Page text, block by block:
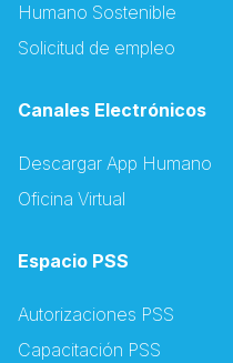
Humano Sostenible
Solicitud de empleo
Canales Electrónicos
Descargar App Humano
Oficina Virtual
Espacio PSS
Autorizaciones PSS
Capacitación PSS